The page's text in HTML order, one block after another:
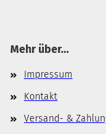
Mehr über...
Impressum
Kontakt
Versand- &